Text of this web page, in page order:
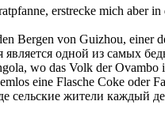
erstrecke mich aber in
Bergen von Guizhou, einer
одной из самых
wo das Volk der
eine Flasche Coke oder
сельские жители